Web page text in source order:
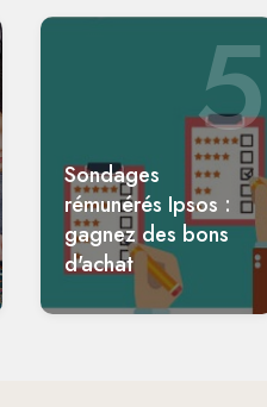
5
Sondages
rémunérés Ipsos :
gagnez des bons
d'achat